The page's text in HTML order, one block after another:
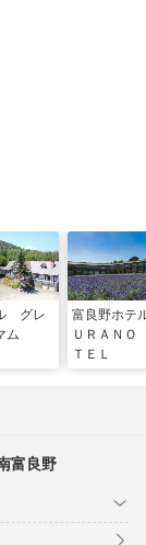
グレ
ム
富良野ホ
ＵＲＡＮ
ＴＥＬ
富良野